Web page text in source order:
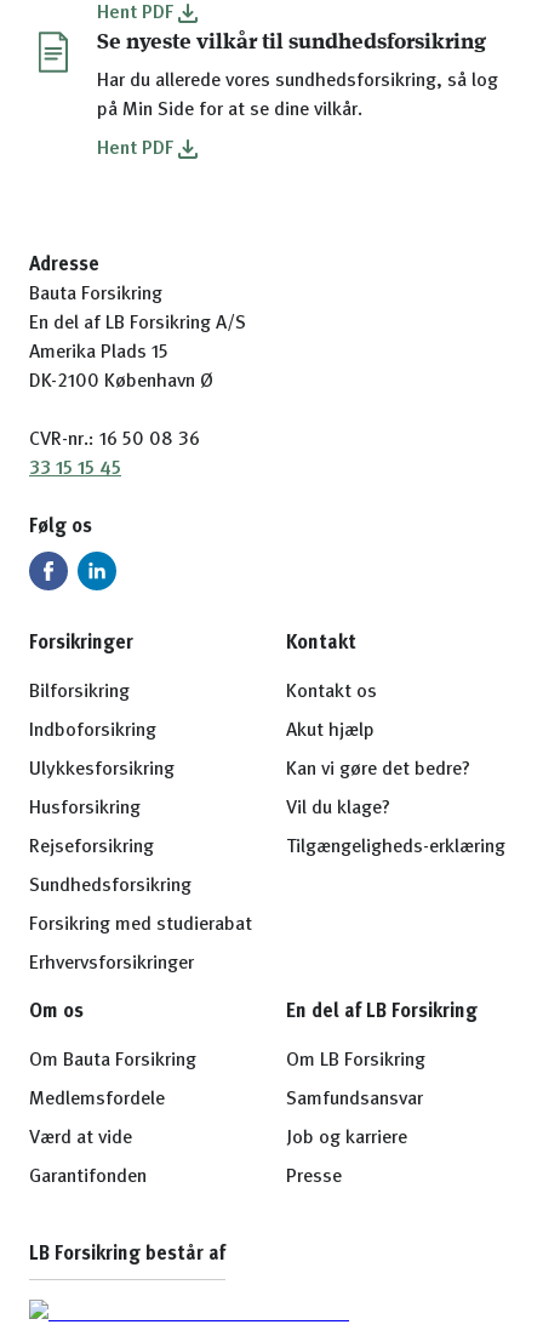
Hent PDF
Se nyeste vilkår til sundhedsforsikring
Har du allerede vores sundhedsforsikring, så log
på Min Side for at se dine vilkår.
Hent PDF
Adresse
Bauta Forsikring
En del af LB Forsikring A/S
Amerika Plads 15
DK-2100 København Ø
CVR-nr.: 16 50 08 36
33 15 15 45
Følg os
Forsikringer
Bilforsikring
Indboforsikring
Ulykkesforsikring
Husforsikring
Rejseforsikring
Sundhedsforsikring
Forsikring med studierabat
Erhvervsforsikringer
Kontakt
Kontakt os
Akut hjælp
Kan vi gøre det bedre?
Vil du klage?
Tilgængeligheds-erklæring
Om os
Om Bauta Forsikring
Medlemsfordele
Værd at vide
Garantifonden
En del af LB Forsikring
Om LB Forsikring
Samfundsansvar
Job og karriere
Presse
LB Forsikring består af